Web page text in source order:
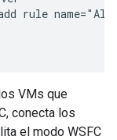
rule
VMs que
conecta los
el modo WSFC